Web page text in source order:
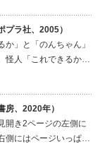
ラ社、2005）
」と「のんちゃん」
怪人「これできるか…
房、2020年）
開き2ページの左側に
側にはページいっぱ…